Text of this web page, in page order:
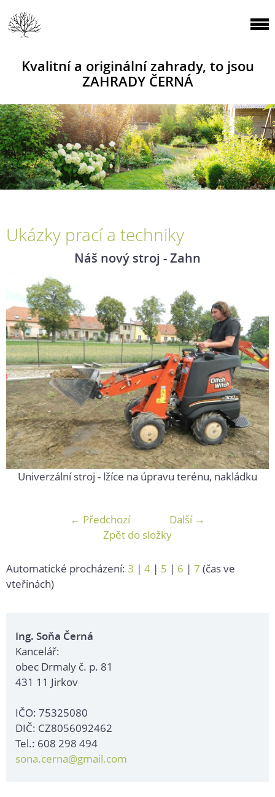
Kvalitní a originální zahrady, to jsou
ZAHRADY ČERNÁ
Ukázky prací a techniky
Náš nový stroj - Zahn
Univerzální stroj - lžíce na úpravu terénu, nakládku
← Předchozí
Další →
Zpět do složky
Automatické procházení: 3 | 4 | 5 | 6 | 7 (čas ve
vteřinách)
Ing. Soňa Černá
Kancelář:
obec Drmaly č. p. 81
431 11 Jirkov
IČO: 75325080
DIČ: CZ8056092462
Tel.: 608 298 494
sona.cerna@gmail.com